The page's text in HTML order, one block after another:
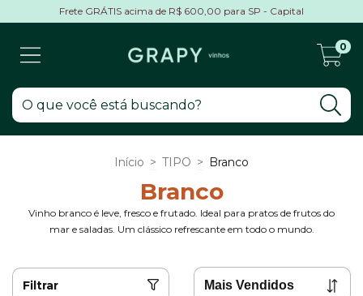
Frete GRÁTIS acima de R$ 600,00 para SP - Capital
0
Início > TIPO > Branco
Branco
Vinho branco é leve, fresco e frutado. Ideal para pratos de frutos do
mar e saladas. Um clássico refrescante em todo o mundo.
Filtrar